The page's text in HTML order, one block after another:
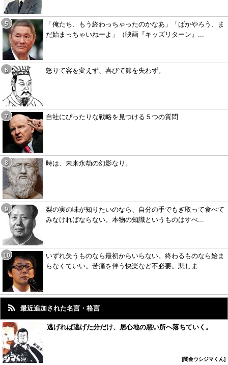
「俺たち、もう終わっちゃったのかなあ」「ばかやろう、ま
だ始まっちゃいねーよ」（映画『キッズリターン』...
怒りて容を変えず、喜びて節を失わず。
自社にぴったりな戦略を見つける５つの質問
時は、未来永劫の幻影なり。
梨の実の味が知りたいのなら、自分の手でもぎ取って食べて
みなければならない。本物の知識というものはすべ...
いずれ失うものなら最初からいらない。終わるものなら始ま
らなくていい。苦痛を伴う快楽など不必要。悲しま...
最近追加された名言・格言
逃げれば逃げた分だけ、居心地の悪い所へ落ちていく。
闇金ウシジマくん